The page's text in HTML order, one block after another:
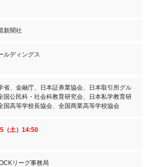
新聞社
ルディングス
省、金融庁、日本証券業協会、日本取引所グル
国公民科・社会科教育研究会、日本私学教育研
国高等学校長協会、全国商業高等学校協会
土） 14:50
リーグ事務局